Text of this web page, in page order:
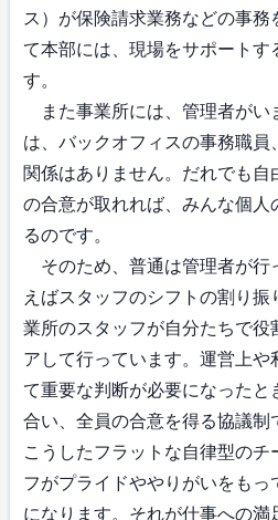
ス）が保険請求業務などの事
て本部には、現場をサポートす
す。
また事業所には、管理者がい
は、バックオフィスの事務職
関係はありません。だれでも
の合意が取れれば、みんな個人
るのです。
そのため、普通は管理者が行
えばスタッフのシフトの割り
業所のスタッフが自分たちで役
アして行っています。運営上
て重要な判断が必要になったと
合い、全員の合意を得る協議制
こうしたフラットな自律型の
フがプライドややりがいをもっ
になります。それが仕事への